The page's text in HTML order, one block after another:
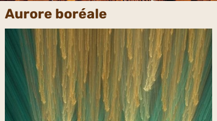
Aurore boréale